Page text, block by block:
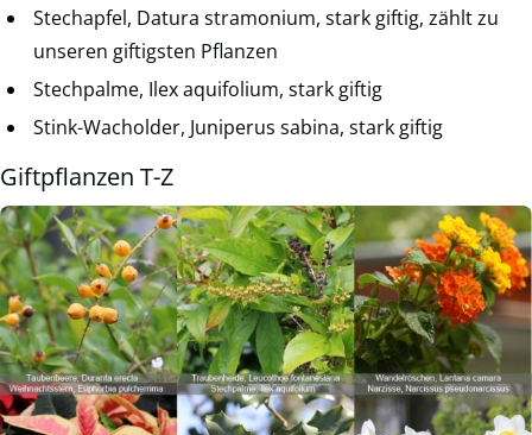
Stechapfel, Datura stramonium, stark giftig, zählt zu
unseren giftigsten Pflanzen
Stechpalme, Ilex aquifolium, stark giftig
Stink-Wacholder, Juniperus sabina, stark giftig
Giftpflanzen T-Z